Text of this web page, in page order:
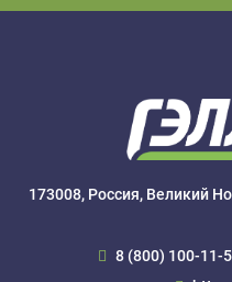
173008, Россия, Великий
8 (800) 100-11-